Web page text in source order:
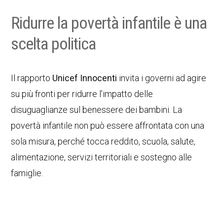
Ridurre la povertà infantile è una
scelta politica
Il rapporto Unicef Innocenti invita i governi ad agire
su più fronti per ridurre l’impatto delle
disuguaglianze sul benessere dei bambini. La
povertà infantile non può essere affrontata con una
sola misura, perché tocca reddito, scuola, salute,
alimentazione, servizi territoriali e sostegno alle
famiglie.